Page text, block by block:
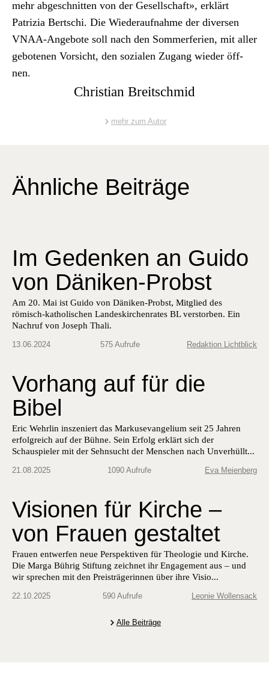
mehr abgeschnit­ten von der Gesellschaft», erk­lärt
Patrizia Bertschi. Die Wieder­auf­nahme der diversen
VNAA-Ange­bote soll nach den Som­mer­fe­rien, mit aller
gebote­nen Vor­sicht, den sozialen Zugang wieder öff­
nen.
Christian Breitschmid
mehr zum Autor
Ähnliche Beiträge
Im Gedenken an Guido
von Däniken-Probst
Am 20. Mai ist Guido von Däniken-Probst, Mitglied des
römisch-katholischen Landeskirchenrates BL verstorben. Ein
Nachruf von Joseph Thali.
13.06.2024 575 Aufrufe Redaktion Lichtblick
Vorhang auf für die
Bibel
Eric Wehrlin inszeniert das Markusevangelium seit 25 Jahren
erfolgreich auf der Bühne. Sein Erfolg erklärt sich der
Schauspieler mit der Sehnsucht der Menschen nach ­Unverhüllt...
21.08.2025 1090 Aufrufe Eva Meienberg
Visionen für Kirche –
von Frauen gestaltet
Frauen entwerfen neue Perspektiven für Theologie und Kirche.
Die Marga Bührig Stiftung zeichnet ihr Engagement aus – und
wir sprechen mit den Preisträgerinnen über ihre Visio...
22.10.2025 590 Aufrufe Leonie Wollensack
Alle Beiträge